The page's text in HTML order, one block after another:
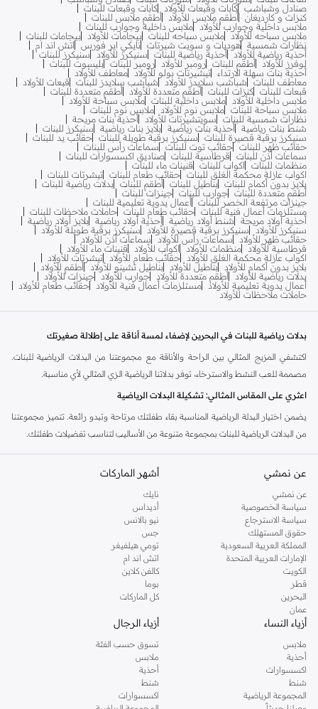
صنادل وشباشب كابات وقبعات للأولاد
كابات وقبعات للبنات
كنزات و كارديغان أطقم ملابس للأولاد
أطقم ملابس للبنات
ملابس داخلية وجوارب للأولاد
ملابس داخلية وجوارب للبنات
ملابس سباحه للأولاد ملابس سباحه للبنات بيجامات للأولاد
بيجامات للبنات
نظارات شمسية هوديات و سويت شيرتات نايكي اير فورس
اتش اند ام
أحذية رياضية للأولاد أحذية رياضية للبنات سنيكرز للأولاد
سنيكرز للبنات
لوفرز للأولاد
أطقم للبنات رومبر للأولاد رومبر للبنات بليسوت للبنات
أحذية بنات سهلة الارتداء
تيشيرتات بولو للأولاد معاطف للأولاد
معاطف للبنات
شباشب سلايدز للأولاد شباشب سلايدز للبنات
قبعات للأولاد
قبعات للبنات كنزات للبنات أطقم متعددة للأولاد
أطقم متعددة للبنات
ملابس داخلية للأولاد
ملابس داخلية للبنات ملابس سباحة للأولاد
ملابس سباحة للبنات ملابس نوم للأولاد
ملابس نوم للبنات
نظارات شمسية للبنات
سويتشيرتات للأولاد
أحذية بنات مريحة
شنط بنات رياضية أحذية بنات رياضية بلايز بنات رياضية
سنيكرز للبنات
سنيكرز برقبة قصيرة للبنات
سنيكرز برقبة طويلة للبنات حقائب يد للبنات
حقائب ظهر للبنات حقائب توت للبنات
سماعات رأس للبنات
سماعات أذن للبنات
قرطاسية للبنات صناديق اكسسوارات للبنات
منظمات للبنات
اكواب للبنات
قنينات ماء للبنات
اكواب عازلة محكمة الغلق للبنات حقائب طعام للبنات تيشرتات للبنات
بلايز بدون أكمام للبنات بناطيل للبنات أطقم للبنات بدلات رياضية للبنات
أطقم متعددة للبنات جوارب للبنات جينزات للبنات
جينزات مرتفعة الخصر للبنات أعمال يدوية تعليمية للبنات
مستلزمات أعمال فنية للبنات حقائب طعام للبنات حاملات ملاحظات للبنات
أحذية أولاد مريحة
شنط أولاد رياضية أحذية أولاد رياضية بلايز أولاد رياضية
سنيكرز للأولاد
سنيكرز برقبة قصيرة للأولاد
سنيكرز برقبة طويلة للأولاد
حقائب ظهر للأولاد
سماعات رأس للأولاد
سماعات أذن للأولاد
قرطاسية للأولاد منظمات للأولاد اكواب للأولاد
قنينات ماء للأولاد
اكواب عازلة محكمة الغلق للأولاد
حقائب طعام للأولاد
تيشرتات للأولاد
بلايز بدون أكمام للأولاد
بناطيل للأولاد بناطيل تشينو للأولاد
أطقم للأولاد
بدلات رياضية للأولاد أطقم متعددة للأولاد جوارب للأولاد جينزات للأولاد
أعمال يدوية تعليمية للأولاد
مستلزمات أعمال فنية للأولاد
حقائب طعام للأولاد
حاملات ملاحظات للأولاد
بدلات رياضية للبنات في البحرين لإضفاء لمسة أناقة على إطلالة صغيرتك
اكتشفي المزيج المثالي بين الراحة والأناقة مع مجموعتنا من البدلات الرياضية للبنات.
مصممة للعب النشط والاسترخاء، توفر بدلاتنا الرياضية الزي المثالي لأي مناسبة.
اعثري على المقاس المثالي: تشكيلة البدلات الرياضية
يضمن اختيار البدلة الرياضية المناسبة بقاء طفلتك مرتاحة وتبدو رائعة. تتميز مجموعتنا
من البدلات الرياضية للبنات بمجموعة متنوعة من الأساليب لتناسب تفضيلات طفلتك.
التنسيق والدمج:
قطع متعددة الاستخدامات يمكن تنسيقها مع قطع أخرى في
خزانتها لتوفير إمكانيات لا حصر لها للإطلالات.
أقمشة مريحة وألوان زاهية
نحن نعطي الأولوية للجودة والراحة في كل بدلة رياضية. يستخدم اختيارنا أقمشة ناعمة
وجيدة التهوية لطيفة على بشرة طفلتك، متوفرة في طيف من الألوان الممتعة والأنيقة.
الأقمشة:
اختاري من بين خلطات القطن الناعمة، والجاكار جيد التهوية، وخيارات
الصوف المتينة، المثالية للارتداء طوال اليوم.
الألوان: استكشفي لوحة ألوان نابضة بالحياة تشمل الوردي والأزرق والأرجواني
أنماط لكل نشاط
من التدريبات الرياضية إلى الخروجات العادية، تم تصميم بدلاتنا الرياضية لمواكبة نمط
حياة طفلتك النشط.
عن نمشي
عن نمشي
سياسة الخصوصية
سياسة الاسترجاع
حقوق المستهلك
المملكة العربية السعودية
الإمارات العربية المتحدة
الكويت
قطر
البحرين
عمان
أشهر الماركات
نايك
أديداس
نيو بالانس
جس
تومي هيلفيغر
اتش اند ام
كالفن كلاين
بوما
كل الماركات
أزياء النساء
ملابس
أحذية
اكسسوارات
شنط
المجموعة الرياضية
أزياء الرجال
تسوق حسب الفئة
ملابس
أحذية
شنط
اكسسوارات